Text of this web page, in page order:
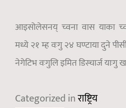
आइसोलेसनय् च्वना वास याका
मध्ये २१ म्ह वःगु २४ घण्टाया दुने
नेगेटिभ वःगुलि इमित डिस्चार्ज याःगु
Categorized inराष्ट्रिय